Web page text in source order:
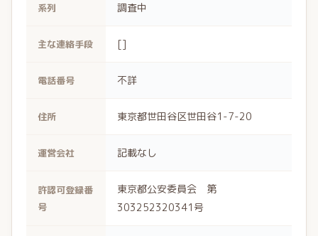
系列 調査中
主な連絡手段 []
電話番号 不詳
住所 東京都世田谷区世田谷1-7-20
運営会社 記載なし
許認可登録番
号
東京都公安委員会 第
303252320341号